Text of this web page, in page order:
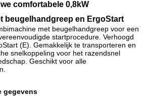
comfortabele 0,8kW
beugelhandgreep en ErgoStart
met beugelhandgreep voor een
startprocedure. Verhoogd
(E). Gemakkelijk te transporteren en
snelkoppeling voor het razendsnel
Geschikt voor alle
gegevens